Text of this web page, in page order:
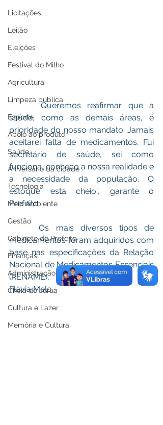
Licitações
Leilão
Eleições
Festival do Milho
Agricultura
Limpeza pública
Esporte
Apoio ao produtor
Saúde
Aniversário da cidade
Tecnologia
Meio Ambiente
Gestão
Gabinete do Prefeito
Finanças
Administração
Cheia do Juruá
Cultura e Lazer
Memória e Cultura
“Queremos reafirmar que a
saúde, como as demais áreas, é
prioridade do nosso mandato. Jamais
aceitarei falta de medicamentos. Fui
secretário de saúde, sei como
funciona, conheço a nossa realidade e
a necessidade da população. O
estoque está cheio”, garante o
Prefeito.
medicamentos foram adquiridos com
base nas especificações da Relação
Nacional de Medicamentos Essenciais
(RENAME), conforme destaca Ana
Flávia Melo.